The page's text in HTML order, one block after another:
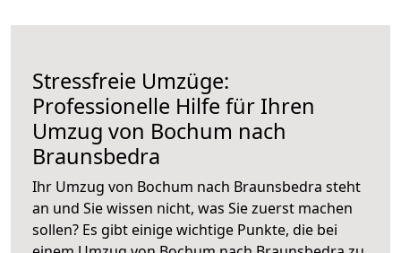
Stressfreie Umzüge:
Professionelle Hilfe für Ihren
Umzug von Bochum nach
Braunsbedra
Ihr Umzug von Bochum nach Braunsbedra steht
an und Sie wissen nicht, was Sie zuerst machen
sollen? Es gibt einige wichtige Punkte, die bei